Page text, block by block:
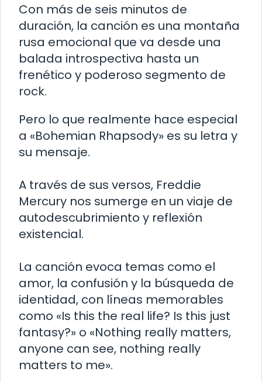
Con más de seis minutos de
duración, la canción es una montaña
rusa emocional que va desde una
balada introspectiva hasta un
frenético y poderoso segmento de
rock.
Pero lo que realmente hace especial
a «Bohemian Rhapsody» es su letra y
su mensaje.
A través de sus versos, Freddie
Mercury nos sumerge en un viaje de
autodescubrimiento y reflexión
existencial.
La canción evoca temas como el
amor, la confusión y la búsqueda de
identidad, con líneas memorables
como «Is this the real life? Is this just
fantasy?» o «Nothing really matters,
anyone can see, nothing really
matters to me».